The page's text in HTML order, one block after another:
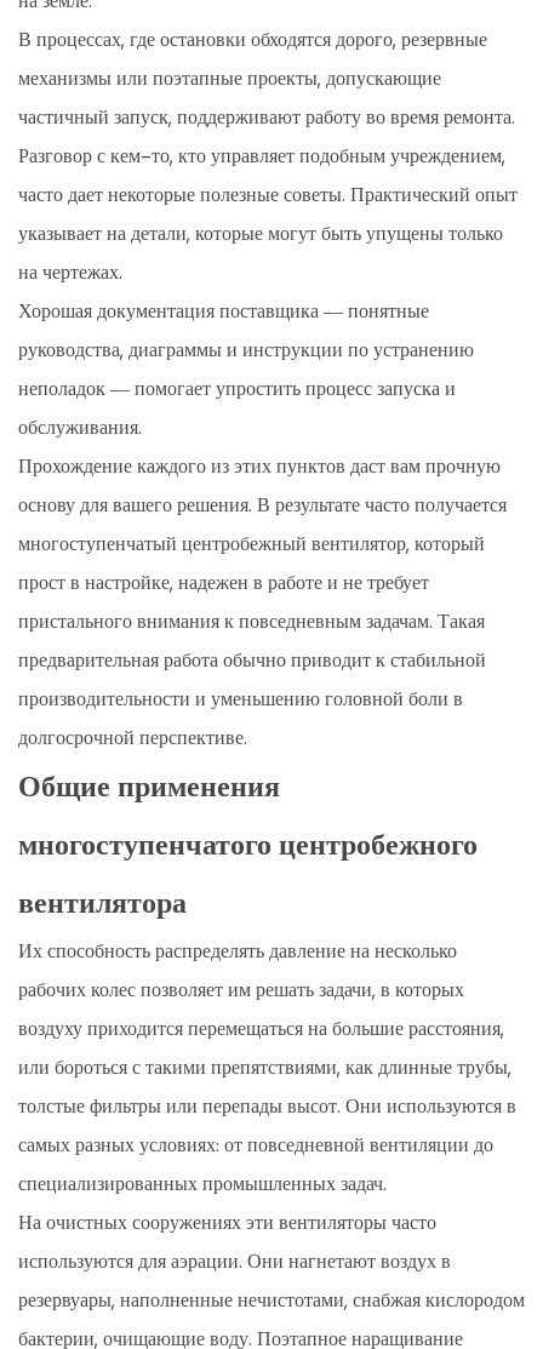
В процессах, где остановки обходятся дорого, резервные
механизмы или поэтапные проекты, допускающие
частичный запуск, поддерживают работу во время ремонта.
Разговор с кем-то, кто управляет подобным учреждением,
часто дает некоторые полезные советы. Практический опыт
указывает на детали, которые могут быть упущены только
на чертежах.
Хорошая документация поставщика — понятные
руководства, диаграммы и инструкции по устранению
неполадок — помогает упростить процесс запуска и
обслуживания.
Прохождение каждого из этих пунктов даст вам прочную
основу для вашего решения. В результате часто получается
многоступенчатый центробежный вентилятор, который
прост в настройке, надежен в работе и не требует
пристального внимания к повседневным задачам. Такая
предварительная работа обычно приводит к стабильной
производительности и уменьшению головной боли в
долгосрочной перспективе.
Общие применения
многоступенчатого центробежного
вентилятора
Их способность распределять давление на несколько
рабочих колес позволяет им решать задачи, в которых
воздуху приходится перемещаться на большие расстояния,
или бороться с такими препятствиями, как длинные трубы,
толстые фильтры или перепады высот. Они используются в
самых разных условиях: от повседневной вентиляции до
специализированных промышленных задач.
На очистных сооружениях эти вентиляторы часто
используются для аэрации. Они нагнетают воздух в
резервуары, наполненные нечистотами, снабжая кислородом
бактерии, очищающие воду. Поэтапное наращивание